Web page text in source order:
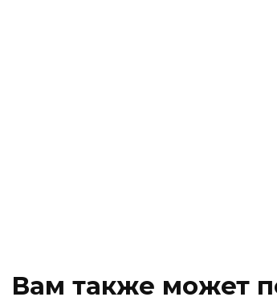
Вам также может